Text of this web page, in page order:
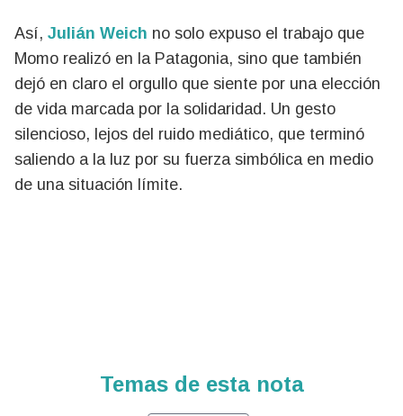
Así, Julián Weich no solo expuso el trabajo que
Momo realizó en la Patagonia, sino que también
dejó en claro el orgullo que siente por una elección
de vida marcada por la solidaridad. Un gesto
silencioso, lejos del ruido mediático, que terminó
saliendo a la luz por su fuerza simbólica en medio
de una situación límite.
Temas de esta nota